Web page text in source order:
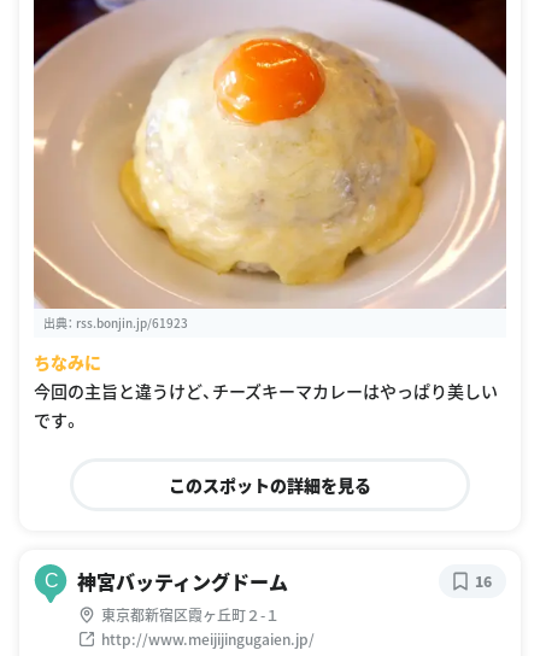
出典： rss.bonjin.jp/61923
ちなみに
今回の主旨と違うけど、チーズキーマカレーはやっぱり美しい
です。
このスポットの詳細を見る
C 神宮バッティングドーム
東京都新宿区霞ヶ丘町２-１
http://www.meijijingugaien.jp/
16